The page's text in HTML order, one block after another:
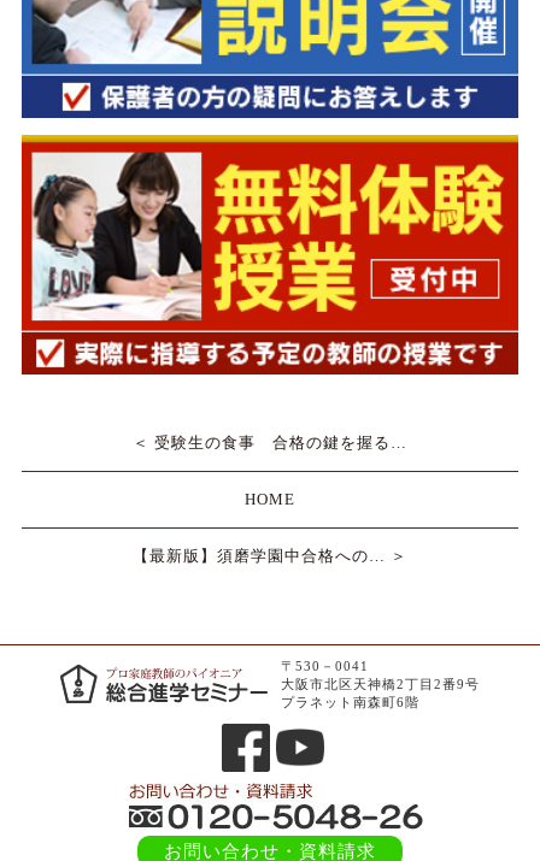
＜ 受験生の食事 合格の鍵を握る…
HOME
【最新版】須磨学園中合格への… ＞
〒530－0041
大阪市北区天神橋2丁目2番9号
プラネット南森町6階
お問い合わせ ・資料請求